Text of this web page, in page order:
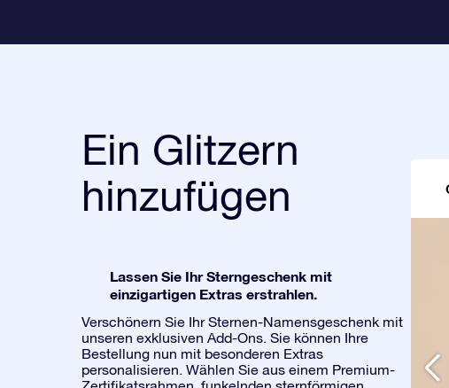
Ein Glitzern
hinzufügen
Lassen Sie Ihr Sterngeschenk mit
einzigartigen Extras erstrahlen.
Verschönern Sie Ihr Sternen-Namensgeschenk mit
unseren exklusiven Add-Ons. Sie können Ihre
Bestellung nun mit besonderen Extras
personalisieren. Wählen Sie aus einem Premium-